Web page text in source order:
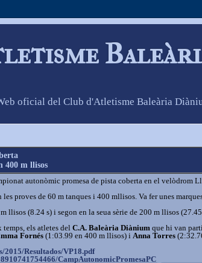
oficial del Club d'Atletisme Baleària
400 m llisos
autonòmic promesa de pista coberta en el velòdrom
proves de 60 m tanques i 400 mllisos. Va fer unes
llisos (8.24 s) i segon en la seua sèrie de 200 m llisos
els atletes del C.A. Baleària Diànium que hi van
Fornés (1:03.99 en 400 m llisos) i Anna Torres
2015/Resultados/VP18.pdf
CampAutonomicPromesaPC